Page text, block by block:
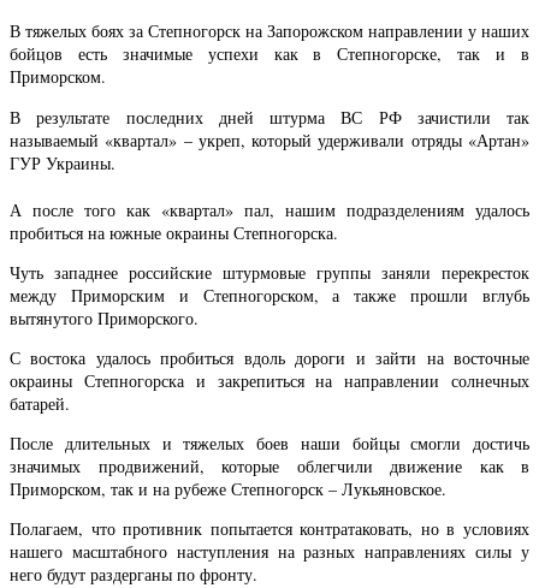
В тяжелых боях за Степногорск на Запорожском направлении у наших
бойцов есть значимые успехи как в Степногорске, так и в
Приморском.
В результате последних дней штурма ВС РФ зачистили так
называемый «квартал» – укреп, который удерживали отряды «Артан»
ГУР Украины.
А после того как «квартал» пал, нашим подразделениям удалось
пробиться на южные окраины Степногорска.
Чуть западнее российские штурмовые группы заняли перекресток
между Приморским и Степногорском, а также прошли вглубь
вытянутого Приморского.
С востока удалось пробиться вдоль дороги и зайти на восточные
окраины Степногорска и закрепиться на направлении солнечных
батарей.
После длительных и тяжелых боев наши бойцы смогли достичь
значимых продвижений, которые облегчили движение как в
Приморском, так и на рубеже Степногорск – Лукьяновское.
Полагаем, что противник попытается контратаковать, но в условиях
нашего масштабного наступления на разных направлениях силы у
него будут раздерганы по фронту.